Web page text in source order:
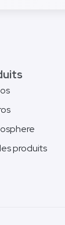
produits